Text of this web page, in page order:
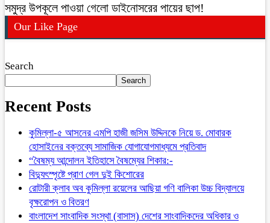
সমুদ্র উপকূলে পাওয়া গেলো ডাইনোসরের পায়ের ছাপ!
Our Like Page
Search
Search
Recent Posts
কুমিল্লা-৫ আসনের এমপি হাজী জসিম উদ্দিনকে নিয়ে ড. মোবারক
হোসাইনের বক্তব্যে সামাজিক যোগাযোগমাধ্যমে প্রতিবাদ
“বৈষম্য আন্দোলন ইতিহাসে বৈষম্যের শিকার:-
বিদ্যুৎস্পৃষ্টে প্রাণ গেল দুই কিশোরের
রোটারী ক্লাব অব কুমিল্লা রয়েলের আছিয়া গণি বালিকা উচ্চ বিদ্যালয়ে
বৃক্ষরোপন ও বিতরণ
বাংলাদেশ সাংবাদিক সংস্থা (বাসাস) দেশের সাংবাদিকদের অধিকার ও